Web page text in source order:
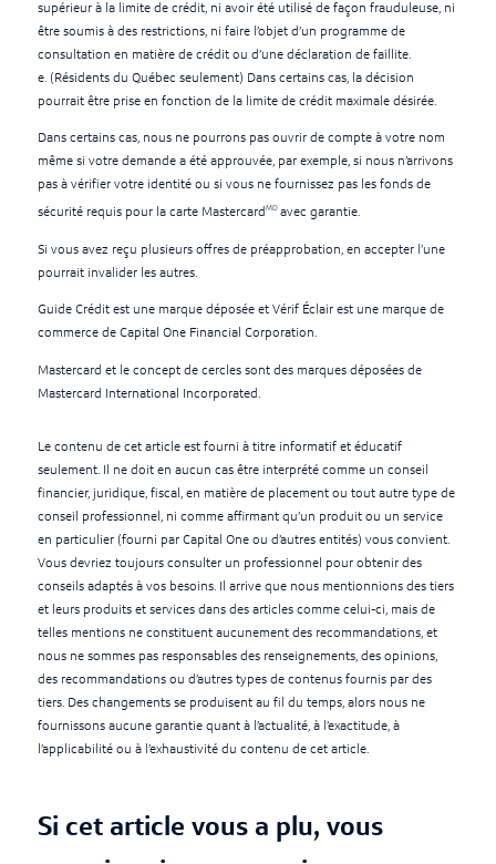
supérieur à la limite de crédit, ni avoir été utilisé de façon frauduleuse, ni
être soumis à des restrictions, ni faire l’objet d’un programme de
consultation en matière de crédit ou d’une déclaration de faillite.
e. (Résidents du Québec seulement) Dans certains cas, la décision
pourrait être prise en fonction de la limite de crédit maximale désirée.
Dans certains cas, nous ne pourrons pas ouvrir de compte à votre nom
même si votre demande a été approuvée, par exemple, si nous n’arrivons
pas à vérifier votre identité ou si vous ne fournissez pas les fonds de
sécurité requis pour la carte Mastercard MD avec garantie.
Si vous avez reçu plusieurs offres de préapprobation, en accepter l’une
pourrait invalider les autres.
Guide Crédit est une marque déposée et Vérif Éclair est une marque de
commerce de Capital One Financial Corporation.
Mastercard et le concept de cercles sont des marques déposées de
Mastercard International Incorporated.
Le contenu de cet article est fourni à titre informatif et éducatif
seulement. Il ne doit en aucun cas être interprété comme un conseil
financier, juridique, fiscal, en matière de placement ou tout autre type de
conseil professionnel, ni comme affirmant qu’un produit ou un service
en particulier (fourni par Capital One ou d’autres entités) vous convient.
Vous devriez toujours consulter un professionnel pour obtenir des
conseils adaptés à vos besoins. Il arrive que nous mentionnions des tiers
et leurs produits et services dans des articles comme celui-ci, mais de
telles mentions ne constituent aucunement des recommandations, et
nous ne sommes pas responsables des renseignements, des opinions,
des recommandations ou d’autres types de contenus fournis par des
tiers. Des changements se produisent au fil du temps, alors nous ne
fournissons aucune garantie quant à l’actualité, à l’exactitude, à
l’applicabilité ou à l’exhaustivité du contenu de cet article.
Si cet article vous a plu, vous